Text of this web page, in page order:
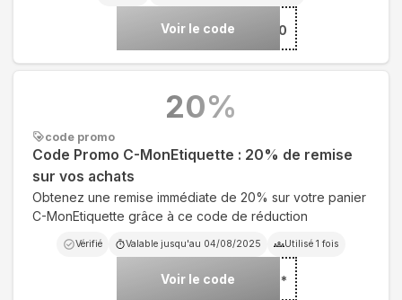
Voir le code***OOL30
code promo
Code Promo C-MonEtiquette : 20% de remise
sur vos achats
Obtenez une remise immédiate de 20% sur votre panier
C-MonEtiquette grâce à ce code de réduction
Vérifié Valable jusqu'au 04/08/2025 Utilisé 1 fois
Voir le code ***
20%